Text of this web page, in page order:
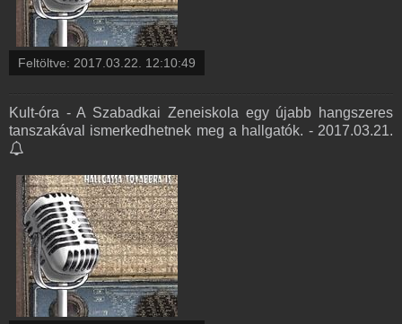
Feltöltve: 2017.03.22. 12:10:49
Kult-óra - A Szabadkai Zeneiskola egy újabb hangszeres
tanszakával ismerkedhetnek meg a hallgatók. - 2017.03.21.